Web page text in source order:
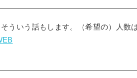
ういう話もします。（希望の）人数